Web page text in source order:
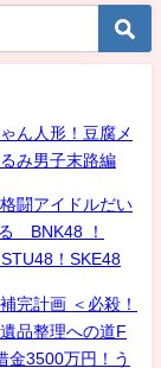
ん人形！豆腐メ
み男子末路編
闘アイドルだい
BNK48 ！
！SKE48
完計画 ＜必殺！
品整理への道F
金3500万円！う